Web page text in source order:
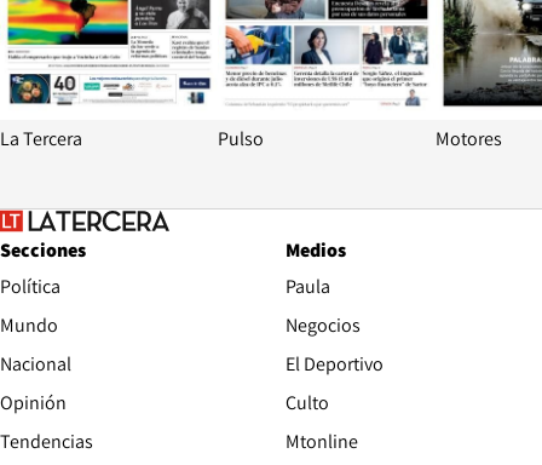
La Tercera Pulso Motores
Secciones
Política
Mundo
Nacional
Opinión
Tendencias
Medios
Paula
Negocios
El Deportivo
Culto
Mtonline